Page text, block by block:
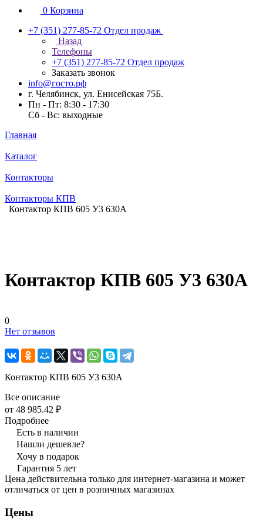
0 Корзина
+7 (351) 277-85-72 Отдел продаж
Назад
Телефоны
+7 (351) 277-85-72 Отдел продаж
Заказать звонок
info@госто.рф
г. Челябинск, ул. Енисейская 75Б.
Пн - Пт: 8:30 - 17:30
Сб - Вс: выходные
Главная
Каталог
Контакторы
Контакторы КПВ
Контактор КПВ 605 У3 630А
Контактор КПВ 605 У3 630А
0
Нет отзывов
Контактор КПВ 605 У3 630А
Все описание
от 48 985.42 ₽
Подробнее
Есть в наличии
Нашли дешевле?
Хочу в подарок
Гарантия 5 лет
Цена действительна только для интернет-магазина и может
отличаться от цен в розничных магазинах
Цены